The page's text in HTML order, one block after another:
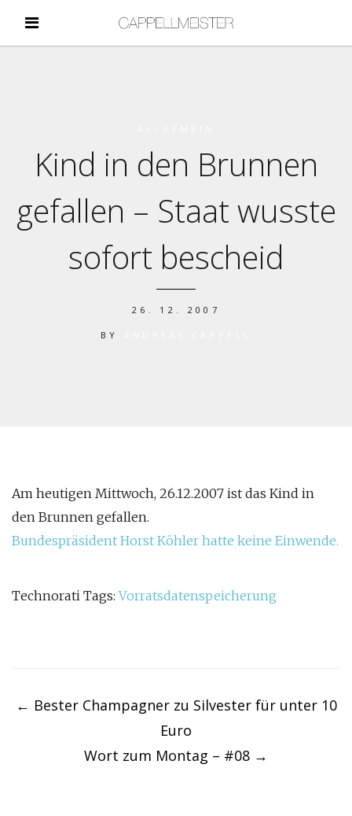
Kind in den Brunnen
gefallen – Staat wusste
sofort bescheid
26. 12. 2007
BY
Am heutigen Mittwoch, 26.12.2007 ist das Kind in
den Brunnen gefallen.
Bundespräsident Horst Köhler hatte keine Einwende.
Technorati Tags:Vorratsdatenspeicherung
navigation
← Bester Champagner zu Silvester für unter 10
Euro
Wort zum Montag – #08 →